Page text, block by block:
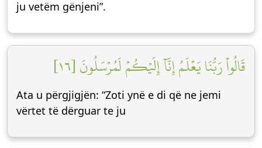
ju vetëm gënjeni”.
قَالُواْ رَبُّنَا يَعۡلَمُ إِنَّآ إِلَيۡكُمۡ لَمُرۡسَلُونَ [١٦]
Ata u përgjigjën: “Zoti ynë e di që ne jemi
vërtet të dërguar te ju